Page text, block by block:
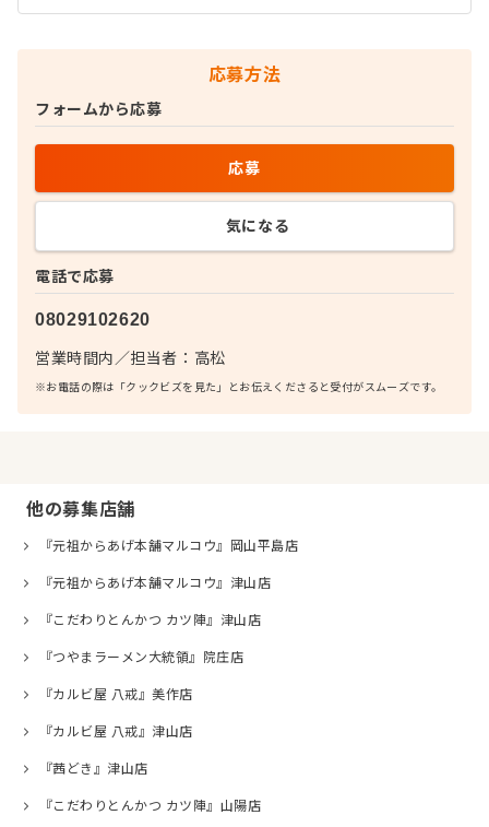
応募方法
電話で応募
08029102620
営業時間内 ／担当者： 高松
※お電話の際は「クックビズを見た」とお伝えくださると受付がスムーズです。
フォームから応募
応募
気になる
他の募集店舗
『元祖からあげ本舗マルコウ』岡山平島店
『元祖からあげ本舗マルコウ』津山店
『こだわりとんかつ カツ陣』津山店
『つやまラーメン大統領』院庄店
『カルビ屋 八戒』美作店
『カルビ屋 八戒』津山店
『茜どき』津山店
『こだわりとんかつ カツ陣』山陽店